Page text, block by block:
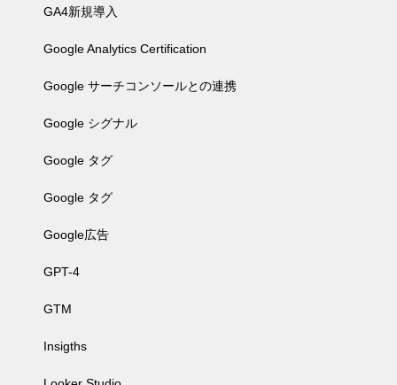
GA4新規導入
Google Analytics Certification
Google サーチコンソールとの連携
Google シグナル
Google タグ
Google タグ
Google広告
GPT-4
GTM
Insigths